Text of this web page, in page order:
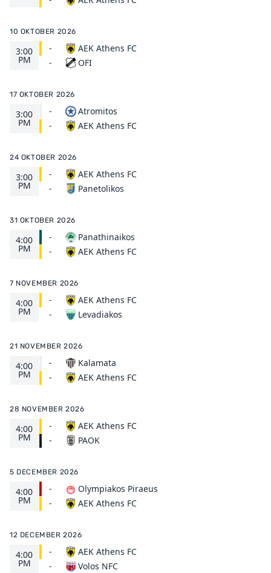
10 OKTOBER 2026
3:00
PM
-
-
AEK Athens FC
OFI
17 OKTOBER 2026
3:00
PM
-
-
Atromitos
AEK Athens FC
24 OKTOBER 2026
3:00
PM
-
-
AEK Athens FC
Panetolikos
31 OKTOBER 2026
4:00
PM
-
-
Panathinaikos
AEK Athens FC
7 NOVEMBER 2026
4:00
PM
-
-
AEK Athens FC
Levadiakos
21 NOVEMBER 2026
4:00
PM
-
-
Kalamata
AEK Athens FC
28 NOVEMBER 2026
4:00
PM
-
-
AEK Athens FC
PAOK
5 DECEMBER 2026
4:00
PM
-
-
Olympiakos Piraeus
AEK Athens FC
12 DECEMBER 2026
4:00
PM
-
-
AEK Athens FC
Volos NFC